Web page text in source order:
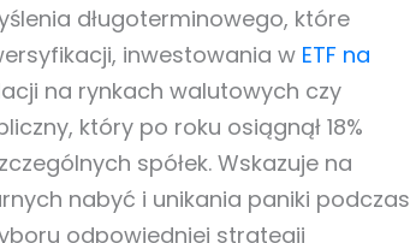
długoterminowego, które
inwestowania w ETF na
na rynkach walutowych czy
który po roku osiągnął 18%
spółek. Wskazuje na
nabyć i unikania paniki podczas
odpowiedniej strategii